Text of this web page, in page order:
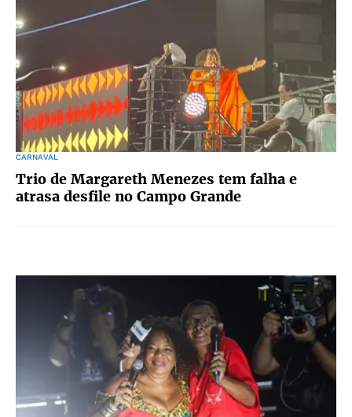
CARNAVAL
Trio de Margareth Menezes tem falha e
atrasa desfile no Campo Grande